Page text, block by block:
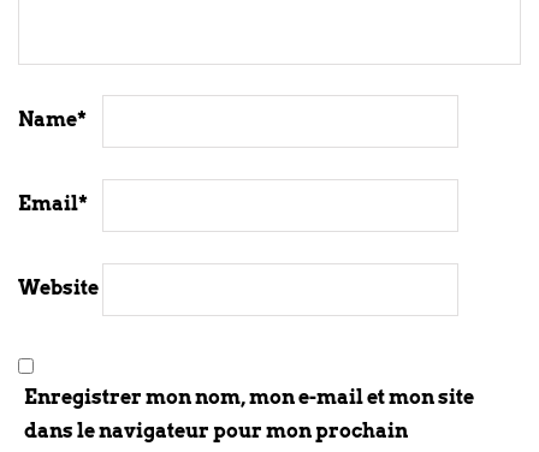
Name*
Email*
Website
Enregistrer mon nom, mon e-mail et mon site
dans le navigateur pour mon prochain